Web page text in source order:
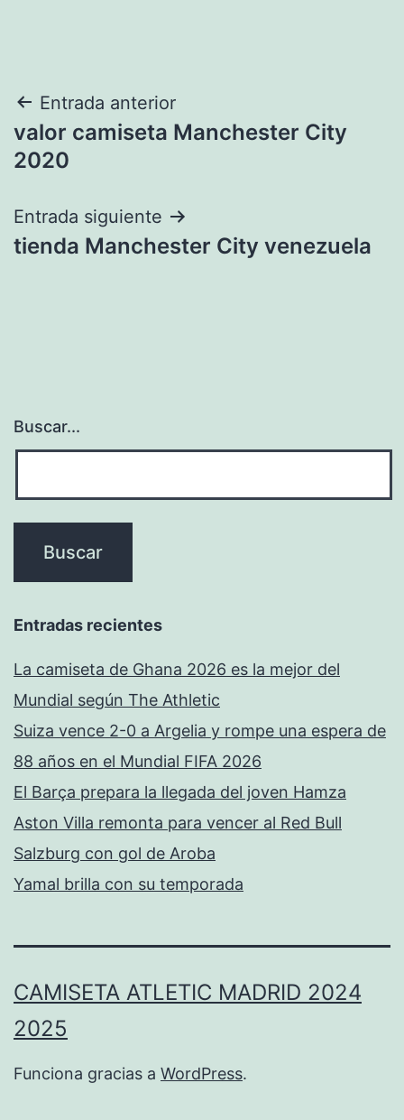
Navegación
de
Entrada anterior
valor camiseta Manchester City
2020
Entrada siguiente
tienda Manchester City venezuela
Buscar...
Entradas recientes
La camiseta de Ghana 2026 es la mejor del
Mundial según The Athletic
Suiza vence 2-0 a Argelia y rompe una espera de
88 años en el Mundial FIFA 2026
El Barça prepara la llegada del joven Hamza
Aston Villa remonta para vencer al Red Bull
Salzburg con gol de Aroba
Yamal brilla con su temporada
CAMISETA ATLETIC MADRID 2024
2025
Funciona gracias a WordPress.